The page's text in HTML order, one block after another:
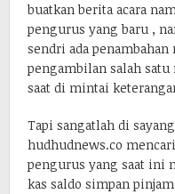
buatkan berita acara
pengurus yang baru ,
sendri ada penambahan
pengambilan salah satu
saat di mintai
Tapi sangatlah di
hudhudnews.co
pengurus yang saat ini
kas saldo simpan